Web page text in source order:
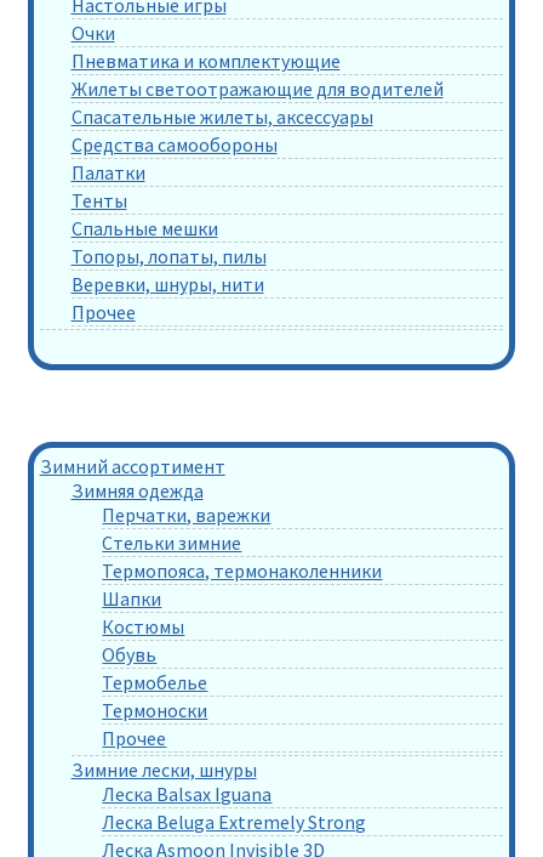
Очки
Пневматика и комплектующие
Жилеты светоотражающие для водителей
Спасательные жилеты, аксессуары
Средства самообороны
Палатки
Тенты
Спальные мешки
Топоры, лопаты, пилы
Веревки, шнуры, нити
Прочее
Зимний ассортимент
Зимняя одежда
Перчатки, варежки
Стельки зимние
Термопояса, термонаколенники
Шапки
Костюмы
Обувь
Термобелье
Термоноски
Прочее
Зимние лески, шнуры
Леска Balsax Iguana
Леска Beluga Extremely Strong
Леска Asmoon Invisible 3D